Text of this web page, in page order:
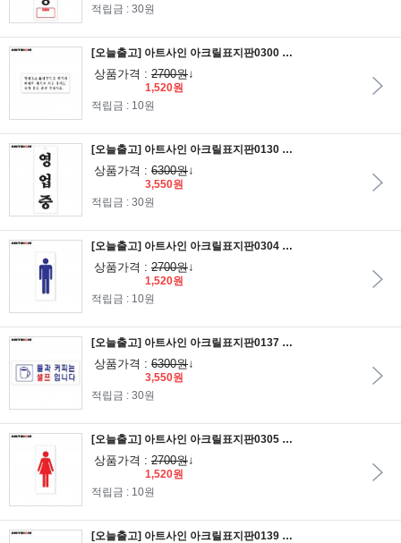
적립금 : 30원
[오늘출고] 아트사인 아크릴표지판0300 담배꽁초,휴지,껌등을변기에버리지마시고.. 12x5
상품가격 : 2700원↓
1,520원
적립금 : 10원
[오늘출고] 아트사인 아크릴표지판0130 영업중 27x9.5
상품가격 : 6300원↓
3,550원
적립금 : 30원
[오늘출고] 아트사인 아크릴표지판0304 남자그림 12x5
상품가격 : 2700원↓
1,520원
적립금 : 10원
[오늘출고] 아트사인 아크릴표지판0137 물과커피는셀프입니다 27x9.5
상품가격 : 6300원↓
3,550원
적립금 : 30원
[오늘출고] 아트사인 아크릴표지판0305 여자그림 12x5
상품가격 : 2700원↓
1,520원
적립금 : 10원
[오늘출고] 아트사인 아크릴표지판0139 흡연구역(SM..AREA)초록 27x9.5